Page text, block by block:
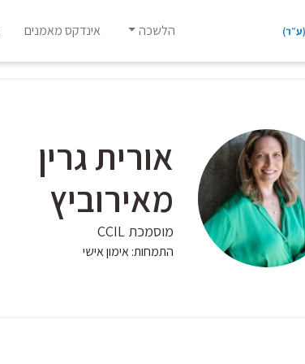
הלשכה אינדקס מאמנים
אורית גרין
מאירוביץ
מוסמכת CCIL
התמחות:אימון אישי